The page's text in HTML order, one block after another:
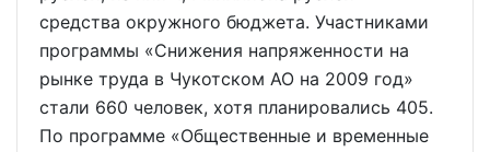
средства окружного бюджета. Участниками
программы «Снижения напряженности на
рынке труда в Чукотском АО на 2009 год»
стали 660 человек, хотя планировались 405.
По программе «Общественные и временные